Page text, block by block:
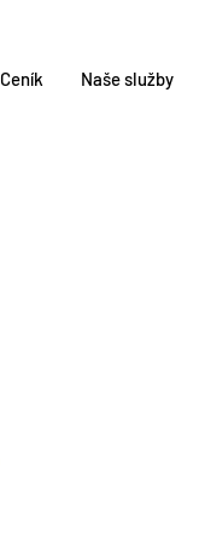
Ceník Naše služby